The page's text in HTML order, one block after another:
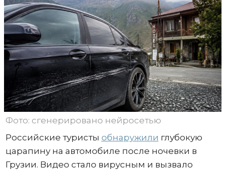
Фото: сгенерировано нейросетью
Российские туристы обнаружили глубокую
царапину на автомобиле после ночевки в
Грузии. Видео стало вирусным и вызвало